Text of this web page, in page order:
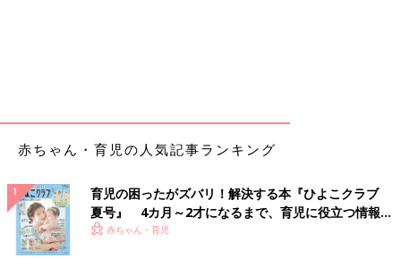
赤ちゃん・育児の人気記事ランキング
育児の困ったがズバリ！解決する本『ひよこクラブ
夏号』 4カ月～2才になるまで、育児に役立つ情報が
いっぱい！
赤ちゃん・育児